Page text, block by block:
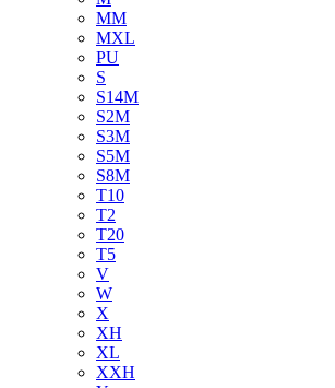
MM
MXL
PU
S
S14M
S2M
S3M
S5M
S8M
T10
T2
T20
T5
V
W
X
XH
XL
XXH